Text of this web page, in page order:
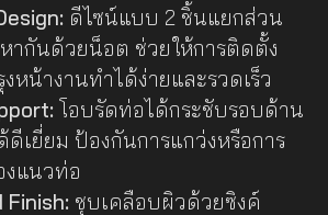
ดีไซน์แบบ 2 ชิ้นแยกส่วน
ากันด้วยน็อต ช่วยให้การติดตั้ง
หน้างานทำได้ง่ายและรวดเร็ว
โอบรัดท่อได้กระชับรอบด้าน
เยี่ยม ป้องกันการแกว่งหรือการ
งแนวท่อ
Finish: ชุบเคลือบผิวด้วยซิงค์